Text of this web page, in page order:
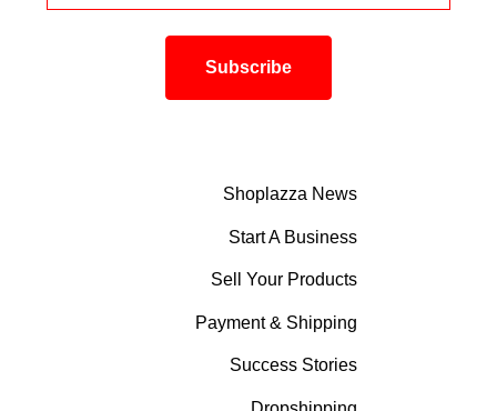
Shoplazza News
Start A Business
Sell Your Products
Payment & Shipping
Success Stories